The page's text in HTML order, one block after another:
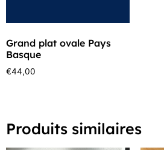
Grand plat ovale Pays
Basque
€44,00
Produits similaires